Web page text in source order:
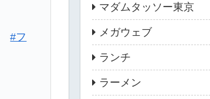
#フ
マダムタッソー東京
メガウェブ
ランチ
ラーメン